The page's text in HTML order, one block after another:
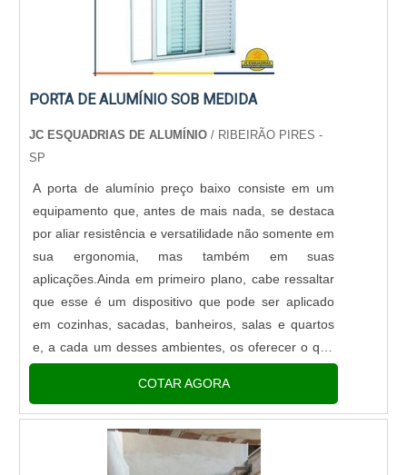
PORTA DE ALUMÍNIO SOB MEDIDA
JC ESQUADRIAS DE ALUMÍNIO/ RIBEIRÃO PIRES -
SP
A porta de alumínio preço baixo consiste em um
equipamento que, antes de mais nada, se destaca
por aliar resistência e versatilidade não somente em
sua ergonomia, mas também em suas
aplicações.Ainda em primeiro plano, cabe ressaltar
que esse é um dispositivo que pode ser aplicado
em cozinhas, sacadas, banheiros, salas e quartos
e, a cada um desses ambientes, os oferecer o que
há de melhor em termos de
infraestrutura.FUNCIONALIDADES DAS ...
COTAR AGORA